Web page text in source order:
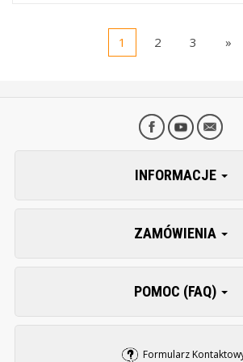
1 2 3 »
INFORMACJE
ZAMÓWIENIA
POMOC (FAQ)
Formularz